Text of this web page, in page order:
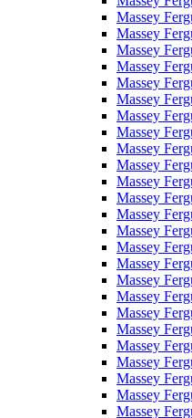
Massey
Massey
Massey
Massey
Massey
Massey
Massey
Massey
Massey
Massey
Massey
Massey
Massey
Massey
Massey
Massey
Massey
Massey
Massey
Massey
Massey
Massey
Massey
Massey
Massey